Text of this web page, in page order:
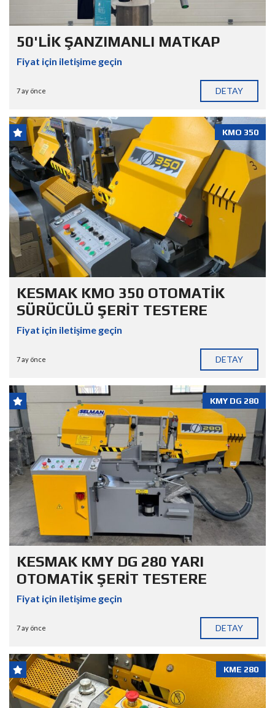
50'LİK ŞANZIMANLI MATKAP
Fiyat için iletişime geçin
7 ay önce DETAY
KMO 350
KESMAK KMO 350 OTOMATİK
SÜRÜCÜLÜ ŞERİT TESTERE
Fiyat için iletişime geçin
7 ay önce DETAY
KMY DG 280
KESMAK KMY DG 280 YARI
OTOMATİK ŞERİT TESTERE
Fiyat için iletişime geçin
7 ay önce DETAY
KME 280